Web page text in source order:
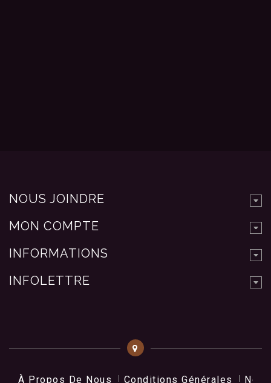
NOUS JOINDRE
MON COMPTE
INFORMATIONS
INFOLETTRE
À Propos De Nous Conditions Générales Nos